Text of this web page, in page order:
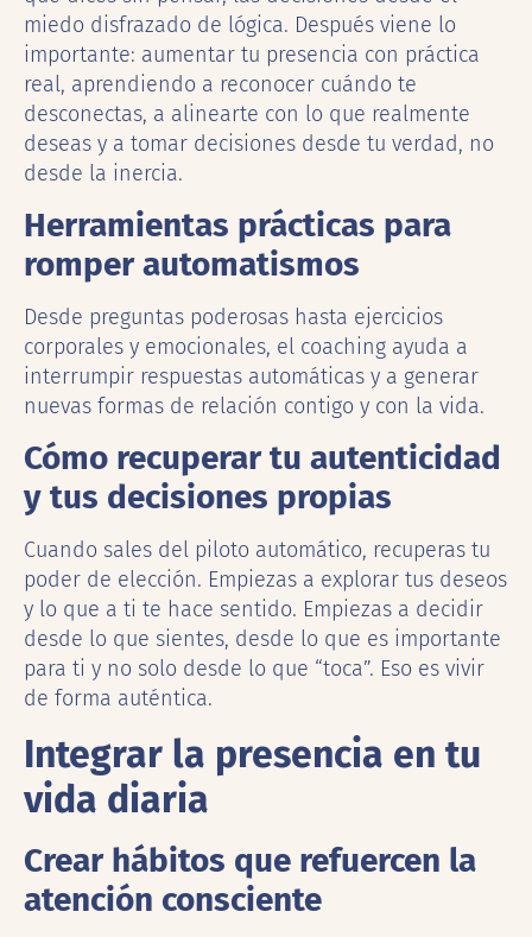
miedo disfrazado de lógica. Después viene lo
importante: aumentar tu presencia con práctica
real, aprendiendo a reconocer cuándo te
desconectas, a alinearte con lo que realmente
deseas y a tomar decisiones desde tu verdad, no
desde la inercia.
Herramientas prácticas para
romper automatismos
Desde preguntas poderosas hasta ejercicios
corporales y emocionales, el coaching ayuda a
interrumpir respuestas automáticas y a generar
nuevas formas de relación contigo y con la vida.
Cómo recuperar tu autenticidad
y tus decisiones propias
Cuando sales del piloto automático, recuperas tu
poder de elección. Empiezas a explorar tus deseos
y lo que a ti te hace sentido. Empiezas a decidir
desde lo que sientes, desde lo que es importante
para ti y no solo desde lo que “toca”. Eso es vivir
de forma auténtica.
Integrar la presencia en tu
vida diaria
Crear hábitos que refuercen la
atención consciente